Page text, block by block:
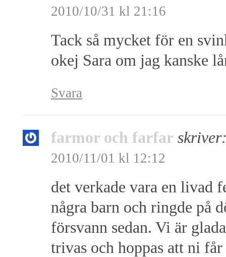
2010/10/31 kl 21:16
Tack så mycket för en
okej Sara om jag kanske
Svara
farmor och farfar
2010/11/01 kl 12:12
det verkade vara en livad
några barn och ringde på
försvann sedan. Vi är
trivas och hoppas att ni